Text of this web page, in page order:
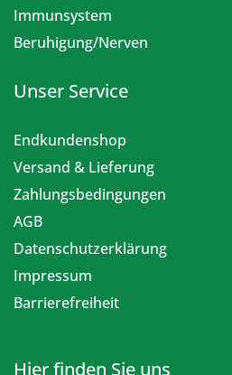
Immunsystem
Beruhigung/Nerven
Unser Service
Endkundenshop
Versand & Lieferung
Zahlungsbedingungen
AGB
Datenschutzerklärung
Impressum
Barrierefreiheit
Hier finden Sie uns